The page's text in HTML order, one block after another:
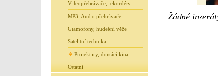
Videopřehrávače, rekordéry
MP3, Audio přehrávače
Gramofony, hudební věže
Satelitní technika
Projektory, domácí kina
Ostatní
Žádné